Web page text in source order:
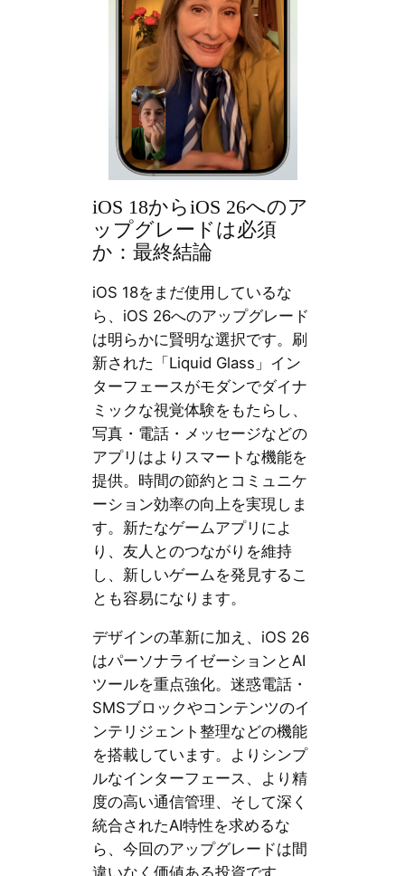
iOS 18からiOS 26へのア
ップグレードは必須
か：最終結論
iOS 18をまだ使用しているな
ら、iOS 26へのアップグレード
は明らかに賢明な選択です。刷
新された「Liquid Glass」イン
ターフェースがモダンでダイナ
ミックな視覚体験をもたらし、
写真・電話・メッセージなどの
アプリはよりスマートな機能を
提供。時間の節約とコミュニケ
ーション効率の向上を実現しま
す。新たなゲームアプリによ
り、友人とのつながりを維持
し、新しいゲームを発見するこ
とも容易になります。
デザインの革新に加え、iOS 26
はパーソナライゼーションとAI
ツールを重点強化。迷惑電話・
SMSブロックやコンテンツのイ
ンテリジェント整理などの機能
を搭載しています。よりシンプ
ルなインターフェース、より精
度の高い通信管理、そして深く
統合されたAI特性を求めるな
ら、今回のアップグレードは間
違いなく価値ある投資です。